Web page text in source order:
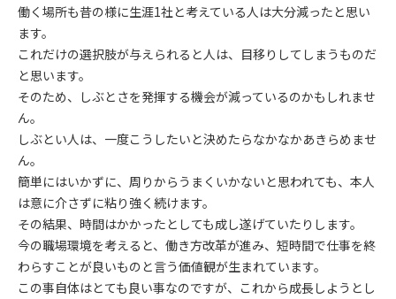
働く場所も昔の様に生涯1社と考えている人は大分減ったと思い
ます。
これだけの選択肢が与えられると人は、目移りしてしまうものだ
と思います。
そのため、しぶとさを発揮する機会が減っているのかもしれませ
ん。
しぶとい人は、一度こうしたいと決めたらなかなかあきらめませ
ん。
簡単にはいかずに、周りからうまくいかないと思われても、本人
は意に介さずに粘り強く続けます。
その結果、時間はかかったとしても成し遂げていたりします。
今の職場環境を考えると、働き方改革が進み、短時間で仕事を終
わらすことが良いものと言う価値観が生まれています。
この事自体はとても良い事なのですが、これから成長しようとし